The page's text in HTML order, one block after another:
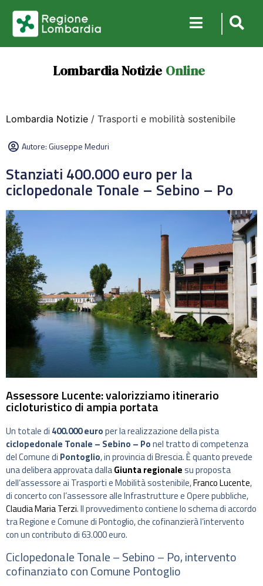
Lombardia Notizie Online
Lombardia Notizie / Trasporti e mobilità sostenibile
Autore:Giuseppe Meduri
Stanziati 400.000 euro per la
ciclopedonale Tonale – Sebino – Po
Assessore Lucente: valorizziamo itinerario
cicloturistico di ampia portata
Un totale di 400.000 europer la realizzazione della pista
ciclopedonale Tonale – Sebino – Ponel tratto di competenza
del Comune di Pontoglio, in provincia di Brescia. È quanto prevede
una delibera approvata dallaGiunta regionalesu proposta
dell’assessore ai Trasporti e Mobilità sostenibile,Franco Lucente,
di concerto con l’assessore alle Infrastrutture e Opere pubbliche,
Claudia Maria Terzi. Il provvedimento contiene lo schema di accordo
tra Regione e Comune di Pontoglio, che cofinanzierà l’intervento
con un contributo di 63.000 euro.
Ciclopedonale Tonale – Sebino – Po, intervento
cofinanziato con Comune Pontoglio